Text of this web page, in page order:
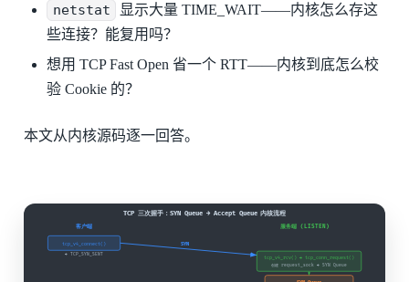
netstat
显示大量 TIME_WAIT——内核怎么存这
些连接？能复用吗？
想用 TCP Fast Open 省一个 RTT——内核到底怎么校
验 Cookie 的？
本文从内核源码逐一回答。